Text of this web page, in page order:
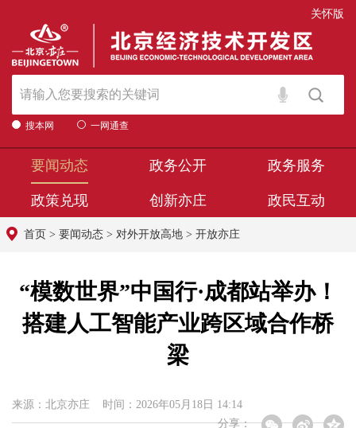
关怀版
搜本网 一网通查
要闻动态 政务公开 政务服务
政策兑现 创新亦庄 政民互动
首页 > 要闻动态 > 对外开放高地 > 开放亦庄
“模数世界”中国行·成都站举办！
搭建人工智能产业跨区域合作桥
梁
来源：北京亦庄 时间：2026年05月18日 14:14
分享：